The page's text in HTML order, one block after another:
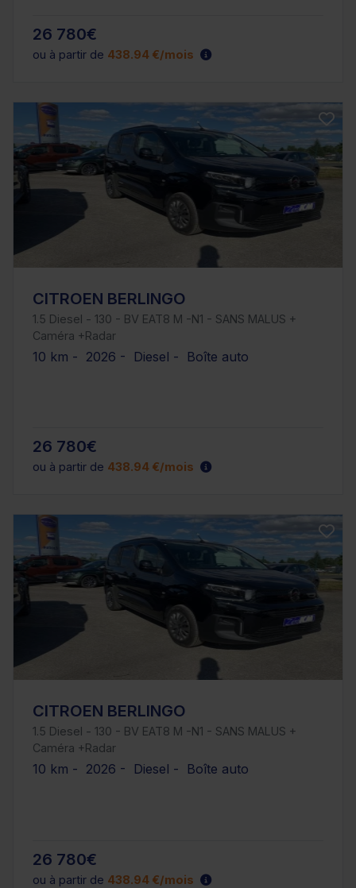
26 780€
ou à partir de 438.94 €/mois
CITROEN BERLINGO
1.5 Diesel - 130 - BV EAT8 M -N1 - SANS MALUS +
Caméra +Radar
10 km - 2026 - Diesel - Boîte auto
26 780€
ou à partir de 438.94 €/mois
CITROEN BERLINGO
1.5 Diesel - 130 - BV EAT8 M -N1 - SANS MALUS +
Caméra +Radar
10 km - 2026 - Diesel - Boîte auto
26 780€
ou à partir de 438.94 €/mois